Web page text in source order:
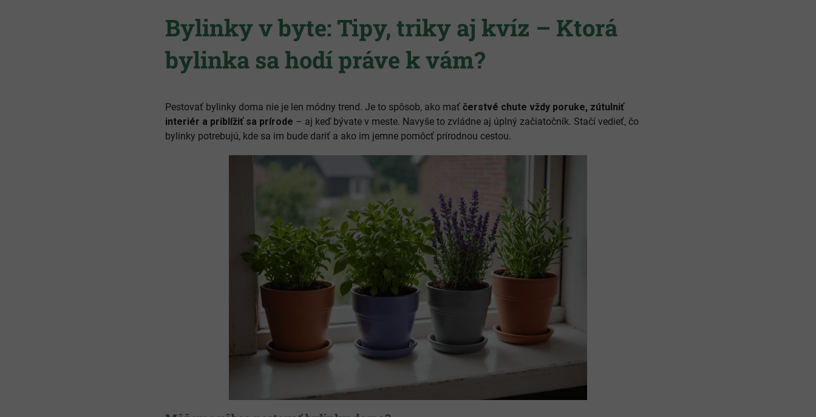
Bylinky v byte: Tipy, triky aj kvíz – Ktorá
bylinka sa hodí práve k vám?
Pestovať bylinky doma nie je len módny trend. Je to spôsob, ako mať čerstvé chute vždy poruke, zútulniť
interiér a priblížiť sa prírode – aj keď bývate v meste. Navyše to zvládne aj úplný začiatočník. Stačí vedieť, čo
bylinky potrebujú, kde sa im bude dariť a ako im jemne pomôcť prírodnou cestou.